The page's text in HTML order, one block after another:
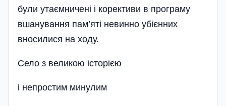
були утаємничені і корективи в програму
вшанування пам’яті невинно убієнних
вносилися на ходу.
Село з великою історією
і непростим минулим